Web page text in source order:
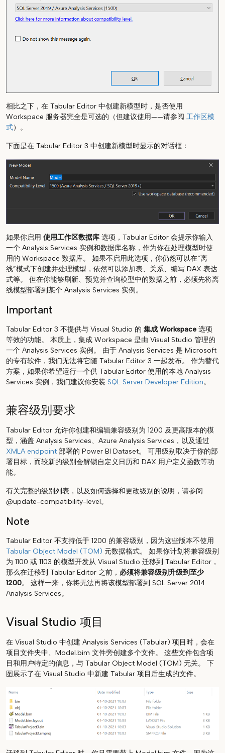
相比之下，在 Tabular Editor 中创建新模型时，是否使用
Workspace 服务器完全是可选的（但建议使用——请参阅 工作区模
式）。
下面是在 Tabular Editor 3 中创建新模型时显示的对话框：
如果你启用 使用工作区数据库 选项，Tabular Editor 会提示你输入
一个 Analysis Services 实例和数据库名称，作为你在处理模型时使
用的 Workspace 数据库。 如果不启用此选项，你仍然可以在“离
线”模式下创建并处理模型，依然可以添加表、关系、编写 DAX 表达
式等。 但在你能够刷新、预览并查询模型中的数据之前，必须先将离
线模型部署到某个 Analysis Services 实例。
Important
Tabular Editor 3 不提供与 Visual Studio 的 集成 Workspace 选项
等效的功能。 本质上，集成 Workspace 是由 Visual Studio 管理的
一个 Analysis Services 实例。 由于 Analysis Services 是 Microsoft
的专有软件，我们无法将它随 Tabular Editor 3 一起发布。 作为替代
方案，如果你希望运行一个供 Tabular Editor 使用的本地 Analysis
Services 实例，我们建议你安装 SQL Server Developer Edition。
兼容级别要求
Tabular Editor 允许你创建和编辑兼容级别为 1200 及更高版本的模
型，涵盖 Analysis Services、Azure Analysis Services，以及通过
XMLA endpoint 部署的 Power BI Dataset。 可用级别取决于你的部
署目标，而较新的级别会解锁自定义日历和 DAX 用户定义函数等功
能。
有关完整的级别列表，以及如何选择和更改级别的说明，请参阅
@update-compatibility-level。
Note
Tabular Editor 不支持低于 1200 的兼容级别，因为这些版本不使用
Tabular Object Model (TOM) 元数据格式。 如果你计划将兼容级别
为 1100 或 1103 的模型开发从 Visual Studio 迁移到 Tabular Editor，
那么在迁移到 Tabular Editor 之前， 必须将兼容级别升级到至少
1200。 这样一来，你将无法再将该模型部署到 SQL Server 2014
Analysis Services。
Visual Studio 项目
在 Visual Studio 中创建 Analysis Services (Tabular) 项目时，会在
项目文件夹中、Model.bim 文件旁创建多个文件。 这些文件包含项
目和用户特定的信息，与 Tabular Object Model (TOM) 无关。 下
图展示了在 Visual Studio 中新建 Tabular 项目后生成的文件。